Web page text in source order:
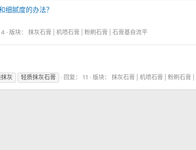
细腻度的办法？
4 版块： 抹灰石膏 | 机喷石膏 | 粉刷石膏 | 石膏基自流平
灰 轻质抹灰石膏 回复： 11 版块： 抹灰石膏 | 机喷石膏 | 粉刷石膏